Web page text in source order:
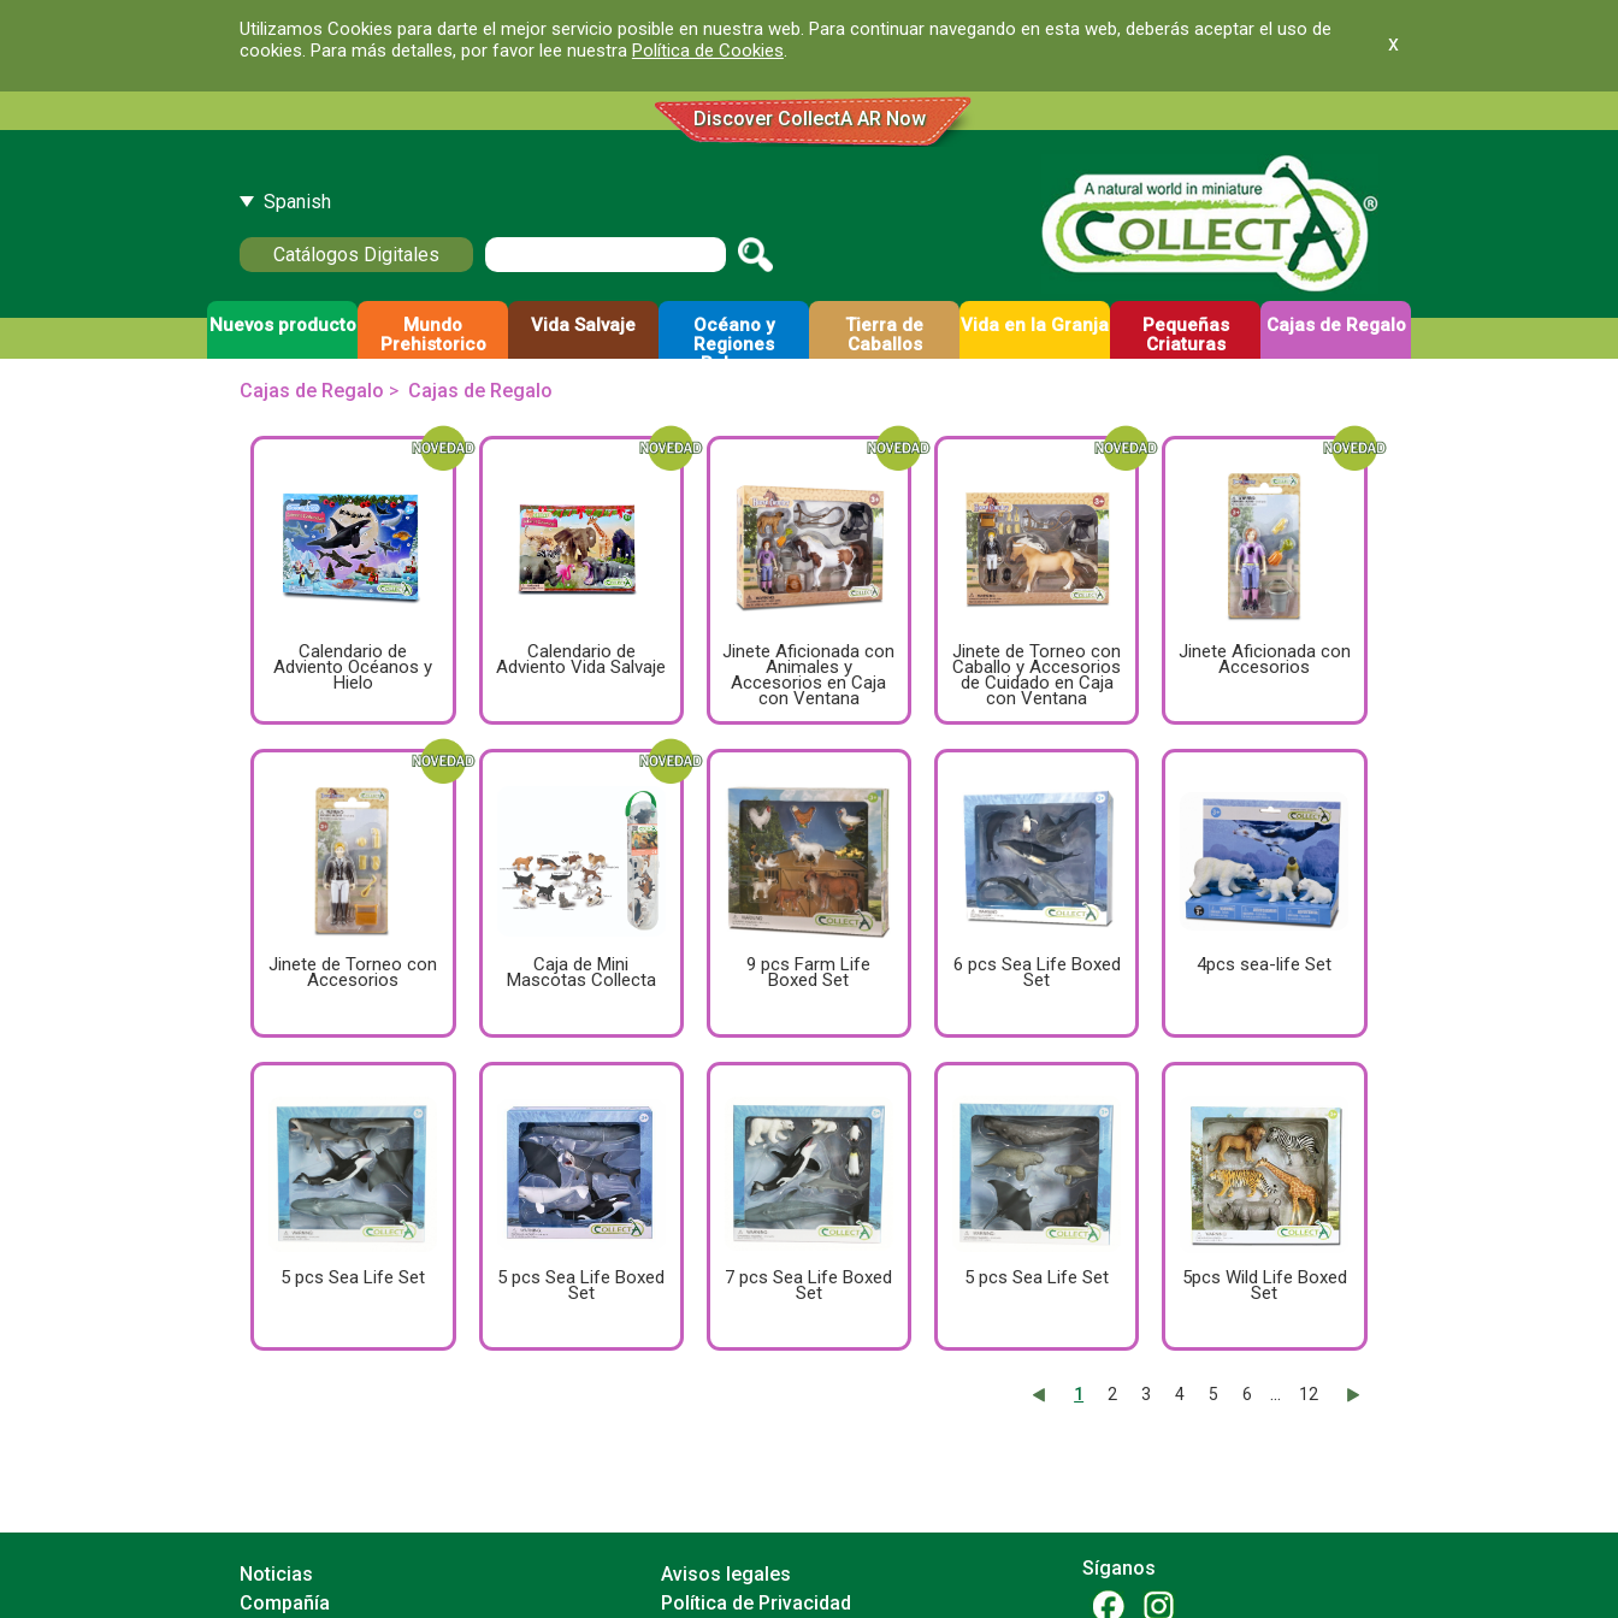
Utilizamos Cookies para darte el mejor servicio posible en nuestra web. Para continuar navegando en esta web, deberás aceptar el uso de
cookies. Para más detalles, por favor lee nuestra Política de Cookies. x
Discover CollectA AR Now
Spanish
Catálogos Digitales
Nuevos producto
Mundo
Prehistorico
Vida Salvaje
Océano y
Regiones
Polares
Tierra de
Caballos
Vida en la Granja
Pequeñas
Criaturas
Cajas de Regalo
Cajas de Regalo > Cajas de Regalo
Calendario de
Adviento Océanos y
Hielo
Calendario de
Adviento Vida Salvaje
Jinete Aficionada con
Animales y
Accesorios en Caja
con Ventana
Jinete de Torneo con
Caballo y Accesorios
de Cuidado en Caja
con Ventana
Jinete Aficionada con
Accesorios
Jinete de Torneo con
Accesorios
Caja de Mini
Mascotas Collecta
9 pcs Farm Life
Boxed Set
6 pcs Sea Life Boxed
Set
4pcs sea-life Set
5 pcs Sea Life Set 5 pcs Sea Life Boxed
Set
7 pcs Sea Life Boxed
Set
5 pcs Sea Life Set 5pcs Wild Life Boxed
Set
1 2 3 4 5 6 ... 12
Noticias
Compañía
Avisos legales
Política de Privacidad
Síganos